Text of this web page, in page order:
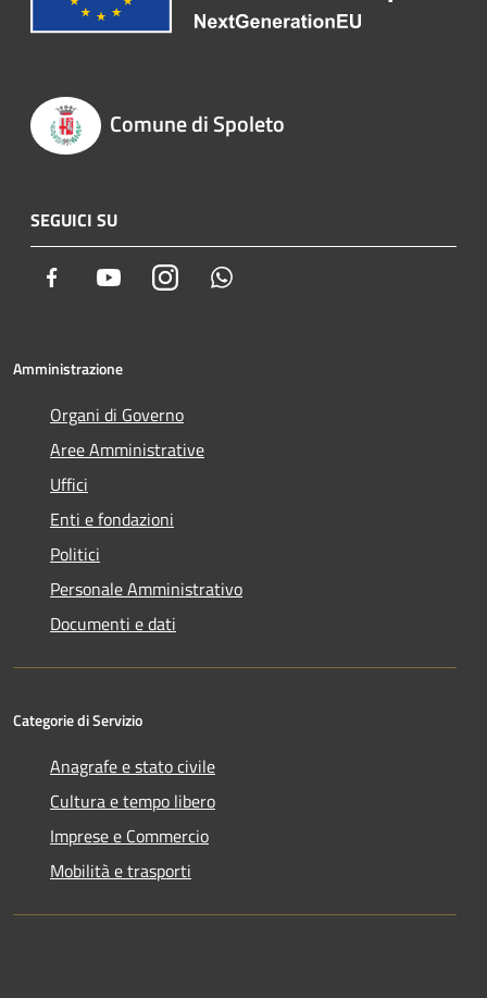
Comune di Spoleto
SEGUICI SU
Facebook YoutubeInstagram
Amministrazione
Organi di Governo
Aree Amministrative
Uffici
Enti e fondazioni
Politici
Personale Amministrativo
Documenti e dati
Categorie di Servizio
Anagrafe e stato civile
Cultura e tempo libero
Imprese e Commercio
Mobilità e trasporti